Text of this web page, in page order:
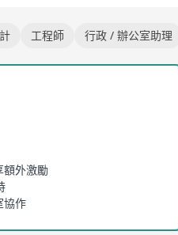
工程師 行政 / 辦公室助理
額外激勵
協作